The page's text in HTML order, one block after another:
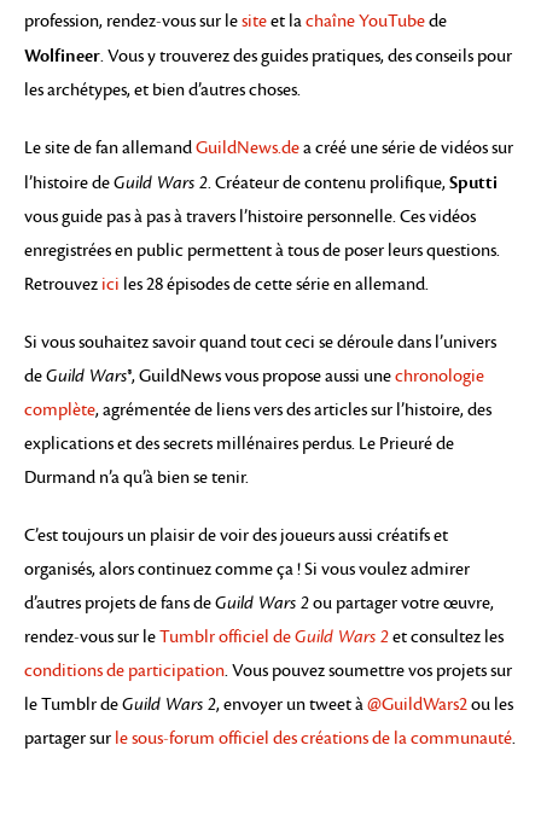
profession, rendez-vous sur lesiteet lachaîne YouTubede
Wolfineer. Vous y trouverez des guides pratiques, des conseils pour
les archétypes, et bien d’autres choses.
Le site de fan allemandGuildNews.dea créé une série de vidéos sur
l’histoire deGuild Wars 2. Créateur de contenu prolifique,Sputti
vous guide pas à pas à travers l’histoire personnelle. Ces vidéos
enregistrées en public permettent à tous de poser leurs questions.
Retrouvez ici les 28 épisodes de cette série en allemand.
Si vous souhaitez savoir quand tout ceci se déroule dans l’univers
deGuild Wars®, GuildNews vous propose aussi unechronologie
complète, agrémentée de liens vers des articles sur l’histoire, des
explications et des secrets millénaires perdus. Le Prieuré de
Durmand n’a qu’à bien se tenir.
C’est toujours un plaisir de voir des joueurs aussi créatifs et
organisés, alors continuez comme ça ! Si vous voulez admirer
d’autres projets de fans deGuild Wars 2ou partager votre œuvre,
rendez-vous sur leTumblr officiel deGuild Wars 2et consultez les
conditions de participation. Vous pouvez soumettre vos projets sur
le Tumblr deGuild Wars 2, envoyer un tweet à@GuildWars2ou les
partager sur le sous-forum officiel des créations de la communauté.